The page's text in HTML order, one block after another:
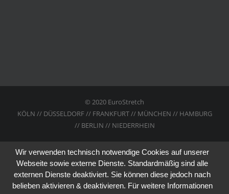
© 2020 EuroStretch
KÖLN // DÜSSELDORF // FRANKFURT // MÜNCHEN // HAMBURG
// BERLIN // NIEDERRHEIN
Wir verwenden technisch notwendige Cookies auf unserer
Webseite sowie externe Dienste. Standardmäßig sind alle
externen Dienste deaktiviert. Sie können diese jedoch nach
belieben aktivieren & deaktivieren. Für weitere Informationen